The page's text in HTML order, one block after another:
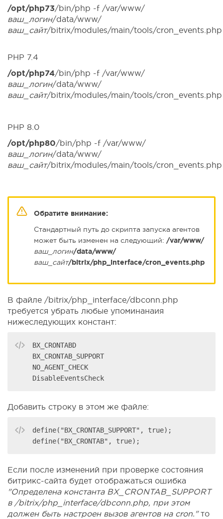
/opt/php73/bin/php -f /var/www/
ваш_логин/data/www/
ваш_сайт/bitrix/modules/main/tools/cron_events.php
PHP 7.4
/opt/php74/bin/php -f /var/www/
ваш_логин/data/www/
ваш_сайт/bitrix/modules/main/tools/cron_events.php
PHP 8.0
/opt/php80/bin/php -f /var/www/
ваш_логин/data/www/
ваш_сайт/bitrix/modules/main/tools/cron_events.php
Обратите внимание:
Стандартный путь до скрипта запуска агентов
может быть изменен на следующий: /var/www/
ваш_логин/data/www/
ваш_сайт/bitrix/php_interface/cron_events.php
В файле /bitrix/php_interface/dbconn.php
требуется убрать любые упоминанаия
нижеследующих констант:
BX_CRONTABD
BX_CRONTAB_SUPPORT
NO_AGENT_CHECK
DisableEventsCheck
Добавить строку в этом же файле:
define("BX_CRONTAB_SUPPORT", true);
define("BX_CRONTAB", true);
Если после изменений при проверке состояния
битрикс-сайта будет отображаться ошибка
"Определена константа BX_CRONTAB_SUPPORT
в /bitrix/php_interface/dbconn.php, при этом
должен быть настроен вызов агентов на cron."то